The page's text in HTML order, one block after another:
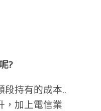
?
段持有的成本..
，加上電信業